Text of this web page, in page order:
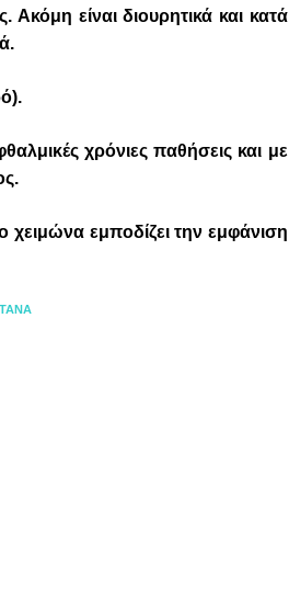
Ακόμη είναι διουρητικά και κατά
χρόνιες παθήσεις και με
εμποδίζει την εμφάνιση